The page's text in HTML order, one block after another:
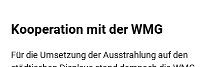
Kooperation mit der WMG
Für die Umsetzung der Ausstrahlung auf den